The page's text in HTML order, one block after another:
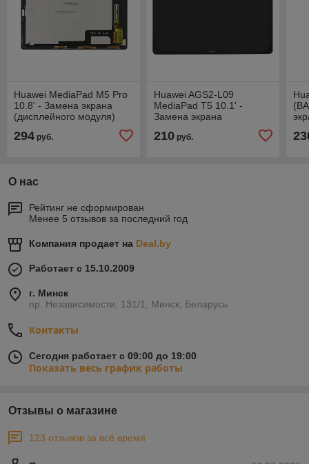
Huawei MediaPad M5 Pro
10.8' - Замена экрана
(дисплейного модуля)
294 руб.
Huawei AGS2-L09
MediaPad T5 10.1' -
Замена экрана
210руб.
О нас
Рейтинг не сформирован
Менее 5 отзывов за последний год
Компания продает на Deal.by
Работает с 15.10.2009
г. Минск
пр. Независимости, 131/1, Минск, Беларусь
Контакты
Сегодня работает с 09:00 до 19:00
Показать весь график работы
Отзывы о магазине
123 отзывов за всё время